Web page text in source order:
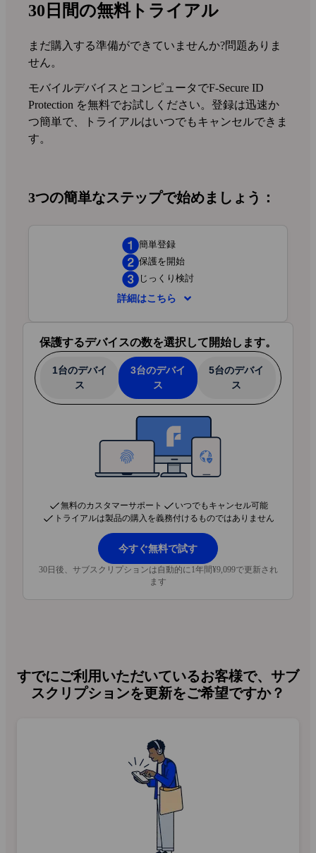
30日間の無料トライアル
まだ購入する準備ができていませんか?問題ありま
せん。
モバイルデバイスとコンピュータでF‑Secure ID
Protection を無料でお試しください。登録は迅速か
つ簡単で、トライアルはいつでもキャンセルできま
す。
3つの簡単なステップで始めましょう：
簡単登録
保護を開始
じっくり検討
詳細はこちら
アカウント作成から最初のデバイス保護ま
で、わずか5分で完了します。
保護を開始
— 保護したいデバイスに
F‑Secureを追加。アプリとメールで日本語
サポートいたします。
— 30日間無料でお試し。い
つでもキャンセル可能、追加料金なし。最
初のお支払い前にお知らせします。
保護するデバイスの数を選択して開始します。
1台のデバイ
ス
3台のデバイ
ス
5台のデバイ
ス
無料のカスタマーサポート
いつでもキャンセル可能
トライアルは製品の購入を義務付けるものではありません
今すぐ無料で試す
30日後、サブスクリプションは自動的に1年間¥9,099で更新され
ます
すでにご利用いただいているお客様で、サブ
スクリプションを更新をご希望ですか？